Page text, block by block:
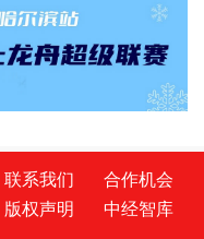
联系我们
合作机会
版权声明 中经智库